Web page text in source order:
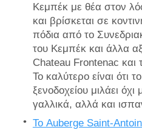
Κεμπέκ με θέα στον
και βρίσκεται σε
πόδια από το
του Κεμπέκ και άλλα
Chateau Frontenac
Το καλύτερο είναι ότι
ξενοδοχείου μιλάει όχι
γαλλικά, αλλά και
Το Auberge Saint-